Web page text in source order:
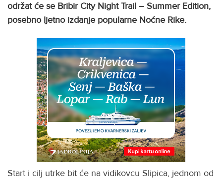
održat će se Bribir City Night Trail – Summer Edition,
posebno ljetno izdanje popularne Noćne Rike.
Start i cilj utrke bit će na vidikovcu Slipica, jednom od